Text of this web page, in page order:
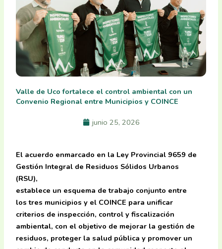
Valle de Uco fortalece el control ambiental con un
Convenio Regional entre Municipios y COINCE
junio 25, 2026
El acuerdo enmarcado en la Ley Provincial 9659 de
Gestión Integral de Residuos Sólidos Urbanos
(RSU),
establece un esquema de trabajo conjunto entre
los tres municipios y el COINCE para unificar
criterios de inspección, control y fiscalización
ambiental, con el objetivo de mejorar la gestión de
residuos, proteger la salud pública y promover un